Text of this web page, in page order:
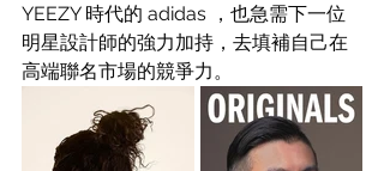
YEEZY 時代的 adidas ，也急需下一位
明星設計師的強力加持，去填補自己在
高端聯名市場的競爭力。